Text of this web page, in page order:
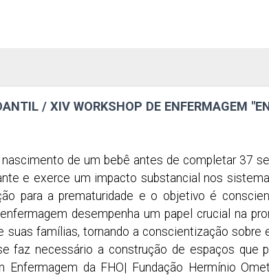
/ XIV WORKSHOP DE ENFERMAGEM
de um bebê antes de completar 37
e exerce um impacto substancial nos
para a prematuridade e o objetivo é
desempenha um papel crucial na
suas famílias, tornando a conscientização
faz necessário a construção de espaços que
Enfermagem da FHO| Fundação Hermínio